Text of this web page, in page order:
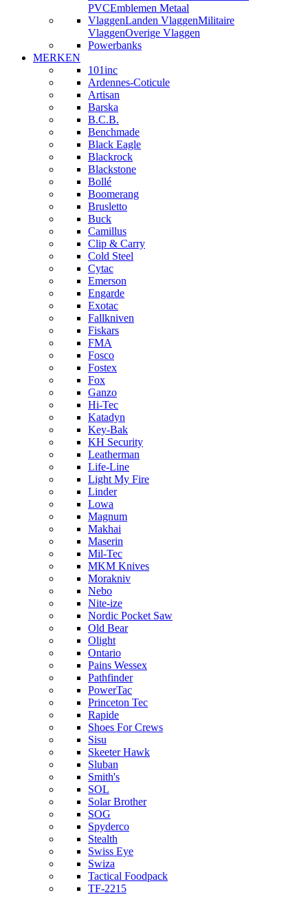
PVCEmblemen Metaal
VlaggenLanden VlaggenMilitaire
VlaggenOverige Vlaggen
Powerbanks
MERKEN
101inc
Ardennes-Coticule
Artisan
Barska
B.C.B.
Benchmade
Black Eagle
Blackrock
Blackstone
Bollé
Boomerang
Brusletto
Buck
Camillus
Clip & Carry
Cold Steel
Cytac
Emerson
Engarde
Exotac
Fallkniven
Fiskars
FMA
Fosco
Fostex
Fox
Ganzo
Hi-Tec
Katadyn
Key-Bak
KH Security
Leatherman
Life-Line
Light My Fire
Linder
Lowa
Magnum
Makhai
Maserin
Mil-Tec
MKM Knives
Morakniv
Nebo
Nite-ize
Nordic Pocket Saw
Old Bear
Olight
Ontario
Pains Wessex
Pathfinder
PowerTac
Princeton Tec
Rapide
Shoes For Crews
Sisu
Skeeter Hawk
Sluban
Smith's
SOL
Solar Brother
SOG
Spyderco
Stealth
Swiss Eye
Swiza
Tactical Foodpack
TF-2215